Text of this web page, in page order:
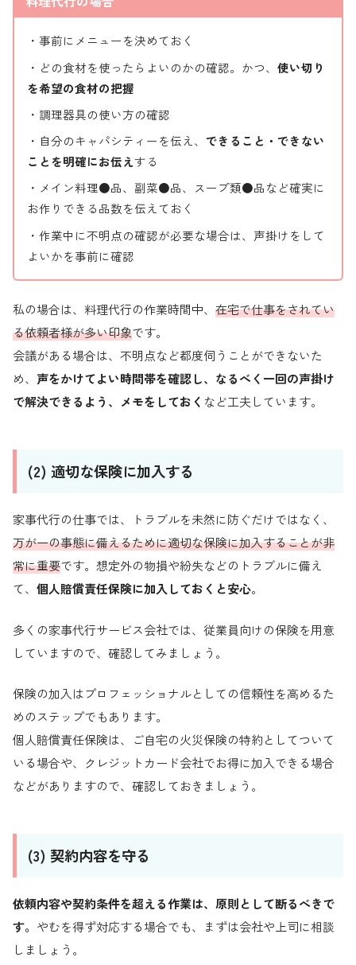
・事前にメニューを決めておく
・どの食材を使ったらよいのかの確認。かつ、使い切り
を希望の食材の把握
・調理器具の使い方の確認
・自分のキャパシティーを伝え、 できること・できない
ことを明確にお伝えする
・メイン料理●品、副菜●品、スープ類●品など確実に
お作りできる品数を伝えておく
・作業中に不明点の確認が必要な場合は、声掛けをして
よいかを事前に確認
私の場合は、料理代行の作業時間中、 在宅で仕事をされてい
る依頼者様が多い印象です。
会議がある場合は、不明点など都度伺うことができないた
め、 声をかけてよい時間帯を確認し、なるべく一回の声掛け
で解決できるよう、メモをしておく など工夫しています。
(2) 適切な保険に加入する
家事代行の仕事では、トラブルを未然に防ぐだけではなく、
万が一の事態に備えるために適切な保険に加入することが非
常に重要です。想定外の物損や紛失などのトラブルに備え
て、 個人賠償責任保険に加入しておくと安心。
多くの家事代行サービス会社では、従業員向けの保険を用意
していますので、確認してみましょう。
保険の加入はプロフェッショナルとしての信頼性を高めるた
めのステップでもあります。
個人賠償責任保険は、ご自宅の火災保険の特約としてついて
いる場合や、クレジットカード会社でお得に加入できる場合
などがありますので、確認しておきましょう。
(3) 契約内容を守る
依頼内容や契約条件を超える作業は、原則として断るべきで
す。 やむを得ず対応する場合でも、まずは会社や上司に相談
しましょう。